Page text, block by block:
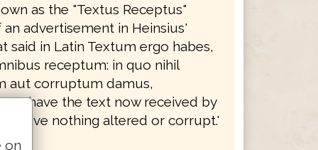
as the "Textus Receptus"
advertisement in Heinsius'
said in Latin Textum ergo habes,
receptum: in quo nihil
aut corruptum damus,
have the text now received by
give nothing altered or corrupt.'
on